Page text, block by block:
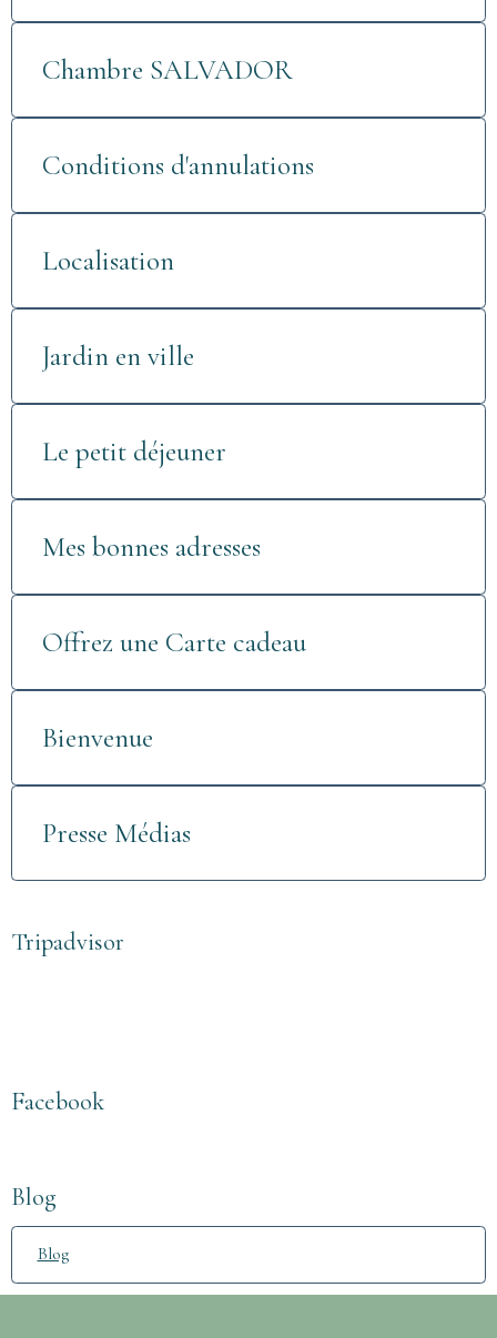
Chambre SALVADOR
Conditions d'annulations
Localisation
Jardin en ville
Le petit déjeuner
Mes bonnes adresses
Offrez une Carte cadeau
Bienvenue
Presse Médias
Tripadvisor
Facebook
Blog
Blog